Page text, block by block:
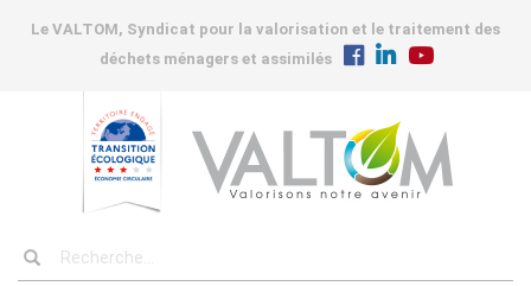
Le VALTOM, Syndicat pour la valorisation et le traitement des
déchets ménagers et assimilés